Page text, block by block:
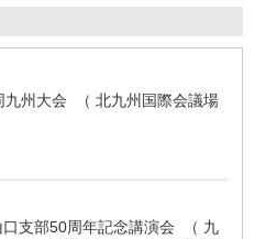
九州大会 （ 北九州国際会議場
支部50周年記念講演会 （ 九